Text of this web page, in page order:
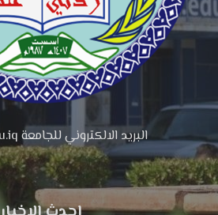
البريد الالكتروني للجامعة info@qu.edu.iq